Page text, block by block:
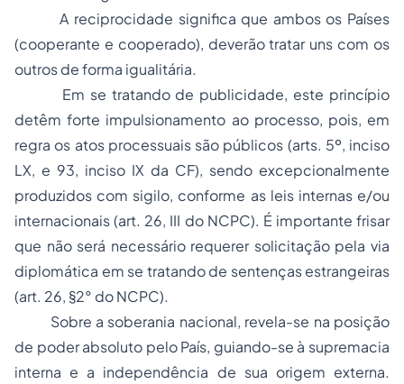
A reciprocidade significa que ambos os Países
(cooperante e cooperado), deverão tratar uns com os
outros de forma igualitária.
Em se tratando de publicidade, este princípio
detêm forte impulsionamento ao processo, pois, em
regra os atos processuais são públicos (arts. 5º, inciso
LX, e 93, inciso IX da CF), sendo excepcionalmente
produzidos com sigilo, conforme as leis internas e/ou
internacionais (art. 26, III do NCPC). É importante frisar
que não será necessário requerer solicitação pela via
diplomática em se tratando de sentenças estrangeiras
(art. 26, §2° do NCPC).
Sobre a soberania nacional, revela-se na posição
de poder absoluto pelo País, guiando-se à supremacia
interna e a independência de sua origem externa.